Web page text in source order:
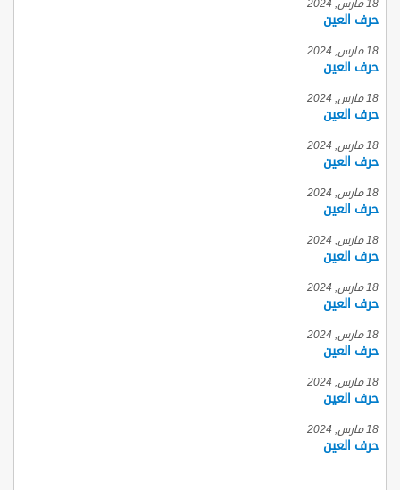
18 مارس, 2024
حرف العين
18 مارس, 2024
حرف العين
18 مارس, 2024
حرف العين
18 مارس, 2024
حرف العين
18 مارس, 2024
حرف العين
18 مارس, 2024
حرف العين
18 مارس, 2024
حرف العين
18 مارس, 2024
حرف العين
18 مارس, 2024
حرف العين
18 مارس, 2024
حرف العين